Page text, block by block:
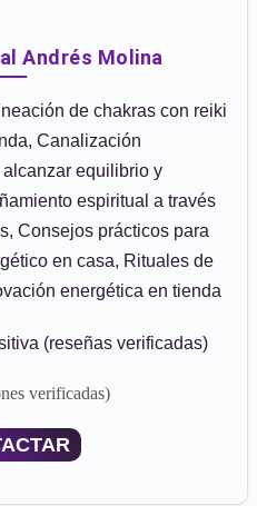
Andrés Molina
de chakras con reiki
Canalización
equilibrio y
espiritual a través
Consejos prácticos para
en casa, Rituales de
energética en tienda
(reseñas verificadas)
verificadas)